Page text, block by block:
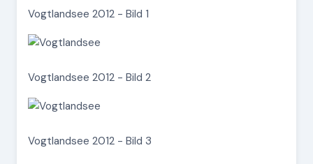
Vogtlandsee 2012 - Bild 1
Vogtlandsee 2012 - Bild 2
Vogtlandsee 2012 - Bild 3